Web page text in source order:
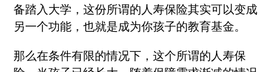
备踏入大学，这份所谓的人寿保险其实可以变成
另一个功能，也就是成为你孩子的教育基金。
那么在条件有限的情况下，这个所谓的人寿保